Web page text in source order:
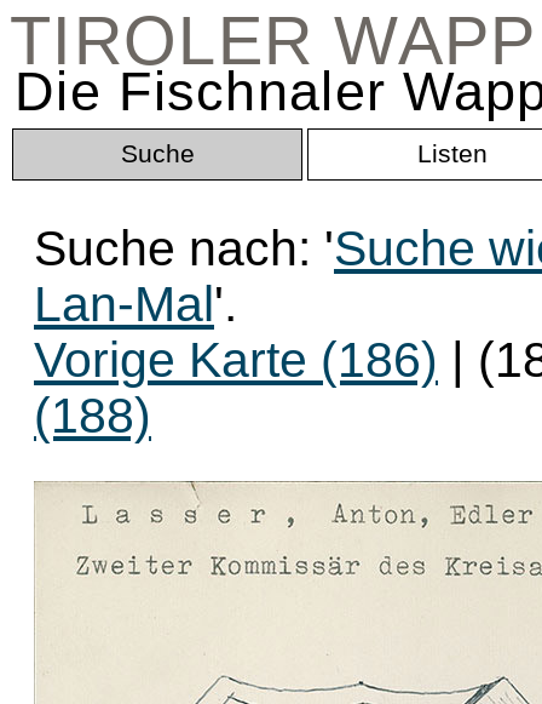
TIROLER
Die Fischnaler
Suche Listen
Suche nach: 'Suche
Lan-Mal'.
Vorige Karte (186) |
(188)